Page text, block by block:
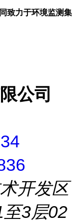
致力于环境监测集
公司
开发区
3层02